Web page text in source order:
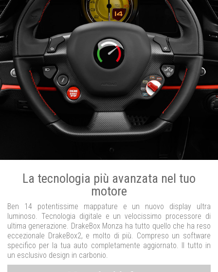
La tecnologia più avanzata nel tuo
motore
Ben 14 potentissime mappature e un nuovo display ultra
luminoso. Tecnologia digitale e un velocissimo processore di
ultima generazione. DrakeBox Monza ha tutto quello che ha reso
eccezionale DrakeBox2, e molto di più. Compreso un software
specifico per la tua auto completamente aggiornato. Il tutto in
un esclusivo design in carbonio.